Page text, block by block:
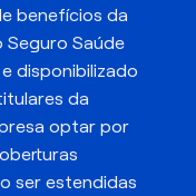
benefícios da
Saúde
disponibilizado
da
optar por
ser estendidas